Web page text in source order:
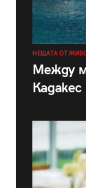
НЕЩАТА ОТ
Между
Кадакес